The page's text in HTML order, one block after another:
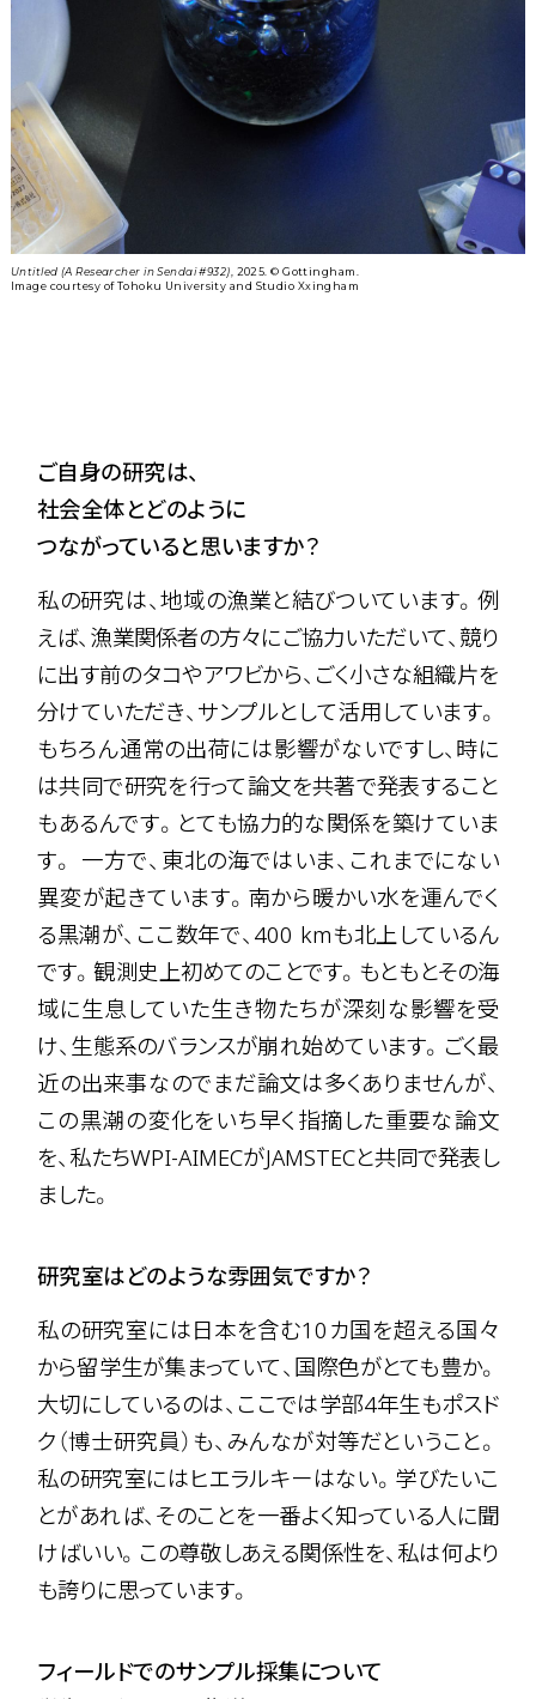
Untitled (A Researcher in Sendai #932) , 2025. ©︎ Gottingham.
Image courtesy of Tohoku University and Studio Xxingham
ご自身の研究は、
社会全体とどのように
つながっていると思いますか？
私の研究は、地域の漁業と結びついています。例
えば、漁業関係者の方々にご協力いただいて、競り
に出す前のタコやアワビから、ごく小さな組織片を
分けていただき、サンプルとして活用しています。
もちろん通常の出荷には影響がないですし、時に
は共同で研究を行って論文を共著で発表すること
もあるんです。とても協力的な関係を築けていま
す。 一方で、東北の海ではいま、これまでにない
異変が起きています。南から暖かい水を運んでく
る黒潮が、ここ数年で、400 kmも北上しているん
です。観測史上初めてのことです。もともとその海
域に生息していた生き物たちが深刻な影響を受
け、生態系のバランスが崩れ始めています。ごく最
近の出来事なのでまだ論文は多くありませんが、
この黒潮の変化をいち早く指摘した重要な論文
を、私たちWPI-AIMECがJAMSTECと共同で発表し
ました。
研究室はどのような雰囲気ですか？
私の研究室には日本を含む10カ国を超える国々
から留学生が集まっていて、国際色がとても豊か。
大切にしているのは、ここでは学部4年生もポスド
ク（博士研究員）も、みんなが対等だということ。
私の研究室にはヒエラルキーはない。学びたいこ
とがあれば、そのことを一番よく知っている人に聞
けばいい。この尊敬しあえる関係性を、私は何より
も誇りに思っています。
フィールドでのサンプル採集について